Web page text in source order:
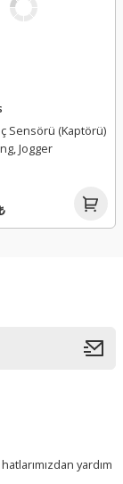
Sensörü (Kaptörü)
Jogger
yardım